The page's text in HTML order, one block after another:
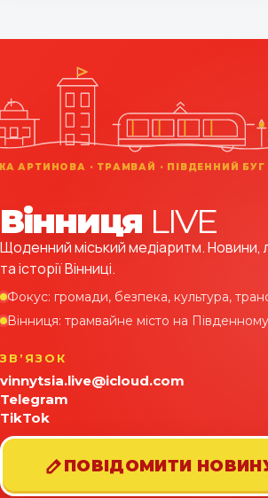
Вінниця LIVE
Щоденний міський медіаритм. Новини,
та історії Вінниці.
Фокус: громади, безпека, культура,
Вінниця: трамвайне місто на Південному
ЗВʼЯЗОК
vinnytsia.live@icloud.com
Telegram
TikTok
ПОВІДОМИТИ